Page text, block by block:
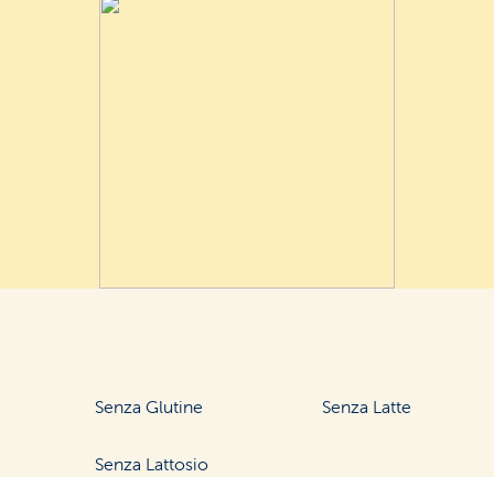
Senza Glutine Senza Latte
Senza Lattosio